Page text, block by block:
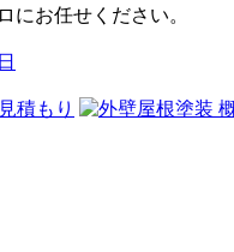
積もり